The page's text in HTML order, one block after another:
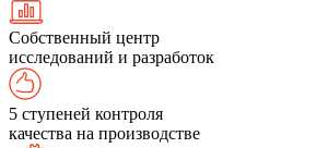
Собственный центр
исследований и разработок
5 ступеней контроля
качества на производстве